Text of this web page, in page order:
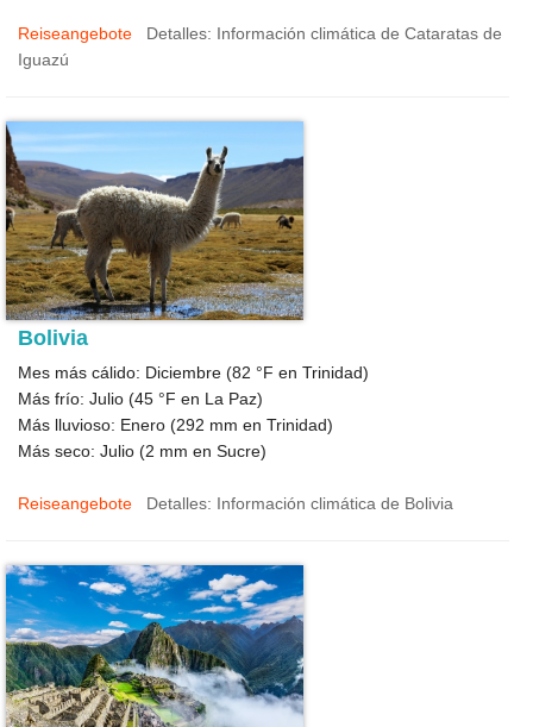
Reiseangebote
Detalles: Información climática de Cataratas de
Iguazú
Bolivia
Mes más cálido: Diciembre (82 °F en Trinidad)
Más frío: Julio (45 °F en La Paz)
Más lluvioso: Enero (292 mm en Trinidad)
Más seco: Julio (2 mm en Sucre)
Reiseangebote Detalles: Información climática de Bolivia